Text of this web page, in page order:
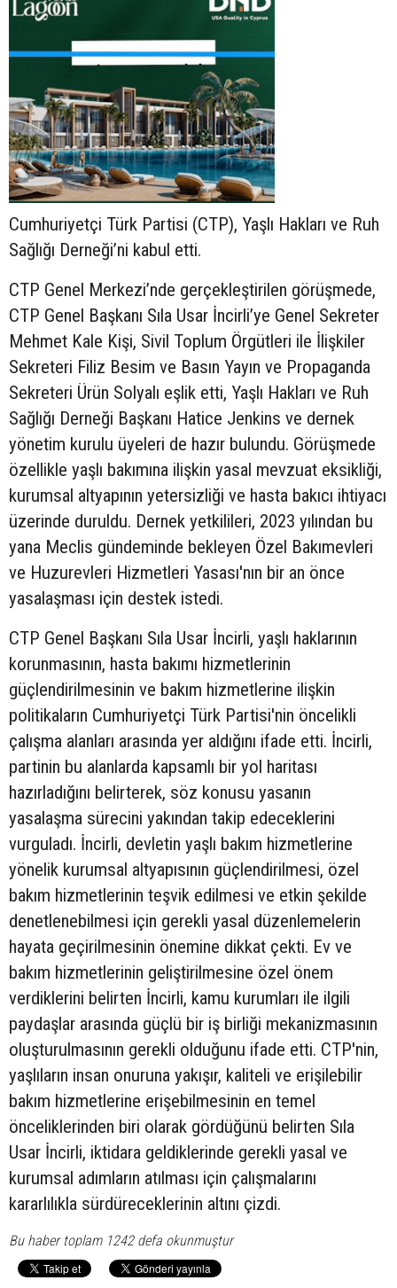
Cumhuriyetçi Türk Partisi (CTP), Yaşlı Hakları ve Ruh
Sağlığı Derneği’ni kabul etti.
CTP Genel Merkezi’nde gerçekleştirilen görüşmede,
CTP Genel Başkanı Sıla Usar İncirli’ye Genel Sekreter
Mehmet Kale Kişi, Sivil Toplum Örgütleri ile İlişkiler
Sekreteri Filiz Besim ve Basın Yayın ve Propaganda
Sekreteri Ürün Solyalı eşlik etti, Yaşlı Hakları ve Ruh
Sağlığı Derneği Başkanı Hatice Jenkins ve dernek
yönetim kurulu üyeleri de hazır bulundu. Görüşmede
özellikle yaşlı bakımına ilişkin yasal mevzuat eksikliği,
kurumsal altyapının yetersizliği ve hasta bakıcı ihtiyacı
üzerinde duruldu. Dernek yetkilileri, 2023 yılından bu
yana Meclis gündeminde bekleyen Özel Bakımevleri
ve Huzurevleri Hizmetleri Yasası'nın bir an önce
yasalaşması için destek istedi.
CTP Genel Başkanı Sıla Usar İncirli, yaşlı haklarının
korunmasının, hasta bakımı hizmetlerinin
güçlendirilmesinin ve bakım hizmetlerine ilişkin
politikaların Cumhuriyetçi Türk Partisi'nin öncelikli
çalışma alanları arasında yer aldığını ifade etti. İncirli,
partinin bu alanlarda kapsamlı bir yol haritası
hazırladığını belirterek, söz konusu yasanın
yasalaşma sürecini yakından takip edeceklerini
vurguladı. İncirli, devletin yaşlı bakım hizmetlerine
yönelik kurumsal altyapısının güçlendirilmesi, özel
bakım hizmetlerinin teşvik edilmesi ve etkin şekilde
denetlenebilmesi için gerekli yasal düzenlemelerin
hayata geçirilmesinin önemine dikkat çekti. Ev ve
bakım hizmetlerinin geliştirilmesine özel önem
verdiklerini belirten İncirli, kamu kurumları ile ilgili
paydaşlar arasında güçlü bir iş birliği mekanizmasının
oluşturulmasının gerekli olduğunu ifade etti. CTP'nin,
yaşlıların insan onuruna yakışır, kaliteli ve erişilebilir
bakım hizmetlerine erişebilmesinin en temel
önceliklerinden biri olarak gördüğünü belirten Sıla
Usar İncirli, iktidara geldiklerinde gerekli yasal ve
kurumsal adımların atılması için çalışmalarını
kararlılıkla sürdüreceklerinin altını çizdi.
Bu haber toplam 1242 defa okunmuştur